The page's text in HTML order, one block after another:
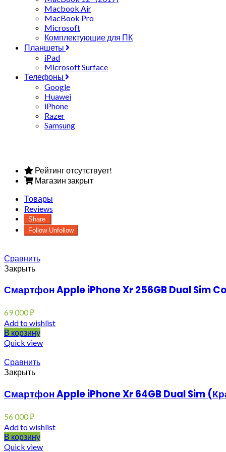
Macbook Air
MacBook Pro
Microsoft
Комплектующие для ПК
Планшеты
iPad
Microsoft Surface
Телефоны
Google
Huawei
iPhone
Razer
Samsung
Рейтинг отсутствует!
Магазин закрыт
Товары
Reviews
Share
Follow Unfollow
Сравнить
Закрыть
Смартфон Apple iPhone Xr 256GB Dual Sim
69 000₽
Add to wishlist
В корзину
Quick view
Сравнить
Закрыть
Смартфон Apple iPhone Xr 64GB Dual Sim
56 000₽
Add to wishlist
В корзину
Quick view